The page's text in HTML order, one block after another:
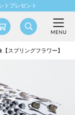
トプレゼント
スプリングフラワー】